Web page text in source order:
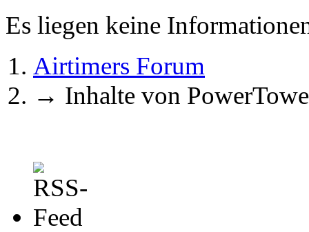
Es liegen keine
Airtimers Forum
→ Inhalte von